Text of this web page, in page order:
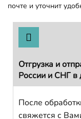
почте и уточнит
Отгрузка и
России и СНГ в
После
свяжется с